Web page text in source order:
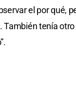
el por qué,
tenía